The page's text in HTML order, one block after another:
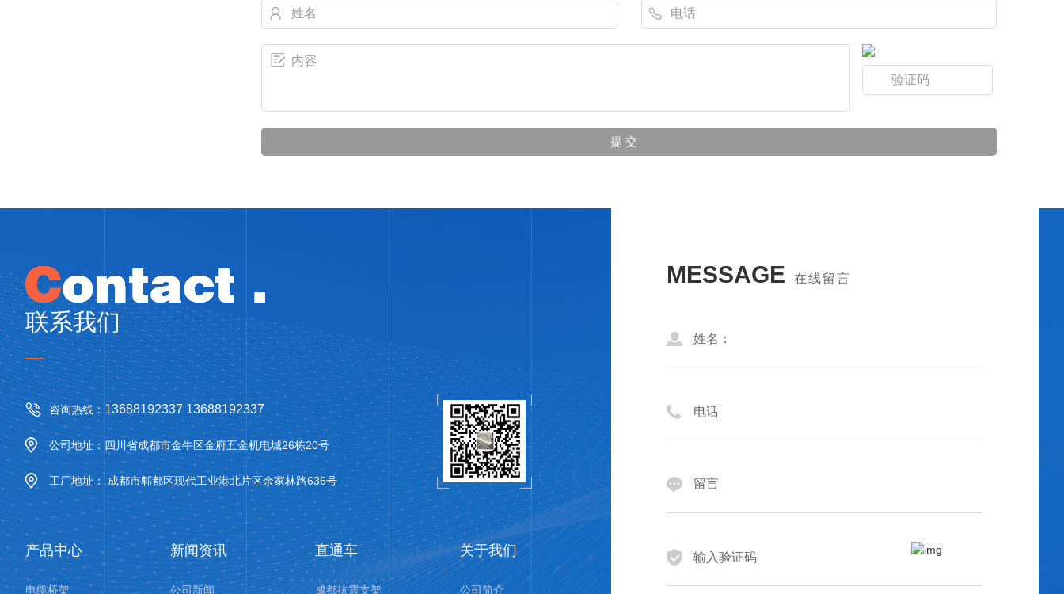
联系我们
咨询热线： 13688192337 13688192337
公司地址：四川省成都市金牛区金府五金机电城26栋20号
工厂地址： 成都市郫都区现代工业港北片区余家林路636号
产品中心
电缆桥架
新闻资讯
公司新闻
直通车
成都抗震支架
关于我们
公司简介
MESSAGE 在线留言